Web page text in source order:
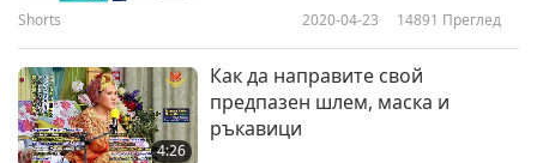
6
0:30
Shorts 2019-04-03 9501
HOW TO GET THE MOST
Shorts 2020-04-23 14891 Преглед
4:26
Как да направите свой
предпазен шлем, маска и
ръкавици